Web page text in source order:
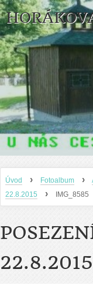
Úvod › Fotoalbum ›
22.8.2015
› IMG_8585
22.8.2015